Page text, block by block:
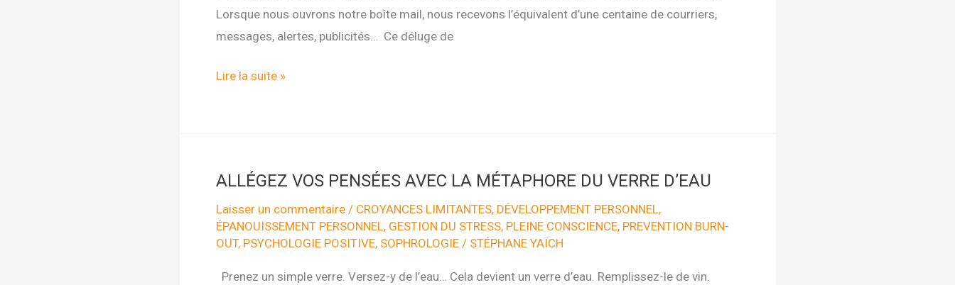
Lorsque nous ouvrons notre boîte mail, nous recevons l’équivalent d’une centaine de courriers,
messages, alertes, publicités… Ce déluge de
APPRIVOISEZ
LA
METHODE
Z.E.N
Lire la suite »
ALLÉGEZ VOS PENSÉES AVEC LA MÉTAPHORE DU VERRE D’EAU
Laisser un commentaire / CROYANCES LIMITANTES, DÉVELOPPEMENT PERSONNEL,
ÉPANOUISSEMENT PERSONNEL, GESTION DU STRESS, PLEINE CONSCIENCE, PREVENTION BURN-
OUT, PSYCHOLOGIE POSITIVE, SOPHROLOGIE/ STÉPHANE YAÏCH
Prenez un simple verre. Versez-y de l’eau… Cela devient un verre d’eau. Remplissez-le de vin.